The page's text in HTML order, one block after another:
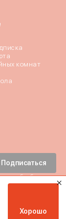
Хорошо
комнат
Подписаться
и на обработку
отправили
эта почта
на